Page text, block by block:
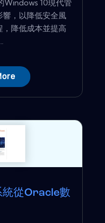
Windows 10現代管
，以降低安全風
降低成本並提高
從Oracle數